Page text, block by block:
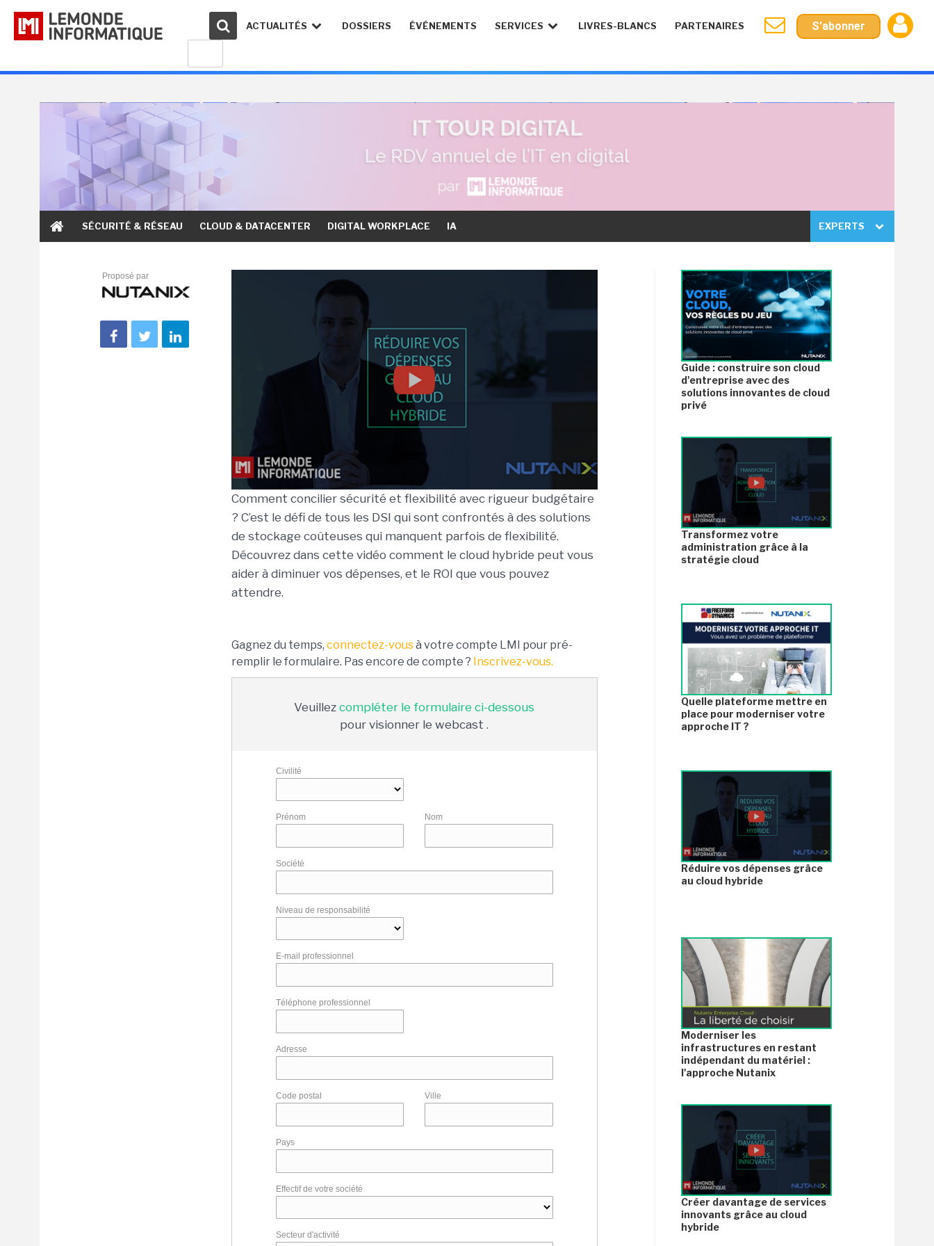
ACTUALITÉS DOSSIERS ÉVÉNEMENTS SERVICES LIVRES-BLANCS PARTENAIRES S'abonner
SÉCURITÉ & RÉSEAU CLOUD & DATACENTER DIGITAL WORKPLACE IA EXPERTS
Proposé par
Comment concilier sécurité et flexibilité avec rigueur budgétaire
? C’est le défi de tous les DSI qui sont confrontés à des solutions
de stockage coûteuses qui manquent parfois de flexibilité.
Découvrez dans cette vidéo comment le cloud hybride peut vous
aider à diminuer vos dépenses, et le ROI que vous pouvez
attendre.
Gagnez du temps, connectez-vousà votre compte LMI pour pré-
remplir le formulaire. Pas encore de compte ? Inscrivez-vous.
Veuillezcompléter le formulaire ci-dessous
pour visionner le webcast .
Civilité
Prénom Nom
Société
Niveau de responsabilité
E-mail professionnel
Téléphone professionnel
Adresse
Code postal Ville
Pays
Effectif de votre société
Secteur d'activité
Guide : construire son cloud
d'entreprise avec des
solutions innovantes de cloud
privé
Transformez votre
administration grâce à la
stratégie cloud
Quelle plateforme mettre en
place pour moderniser votre
approche IT ?
Réduire vos dépenses grâce
au cloud hybride
Moderniser les
infrastructures en restant
indépendant du matériel :
l'approche Nutanix
Créer davantage de services
innovants grâce au cloud
hybride